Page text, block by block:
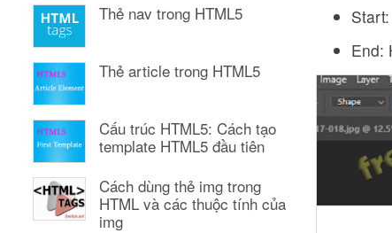
Thẻ nav trong HTML5
Thẻ article trong HTML5
Cấu trúc HTML5: Cách tạo
template HTML5 đầu tiên
Cách dùng thẻ img trong
HTML và các thuộc tính của
img
End: